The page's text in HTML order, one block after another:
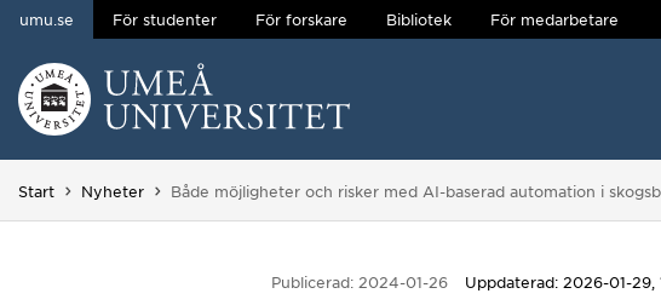
Hoppa direkt till innehållet
umu.se För studenter För forskare Bibliotek För medarbetare
Start Nyheter Du är här:
Både möjligheter och risker med AI-baserad automation i
Publicerad: 2024-01-26 Uppdaterad: 2026-01-29,